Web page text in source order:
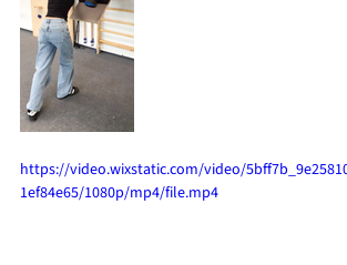
https://video.wixstatic.com/video/
1ef84e65/1080p/mp4/file.mp4